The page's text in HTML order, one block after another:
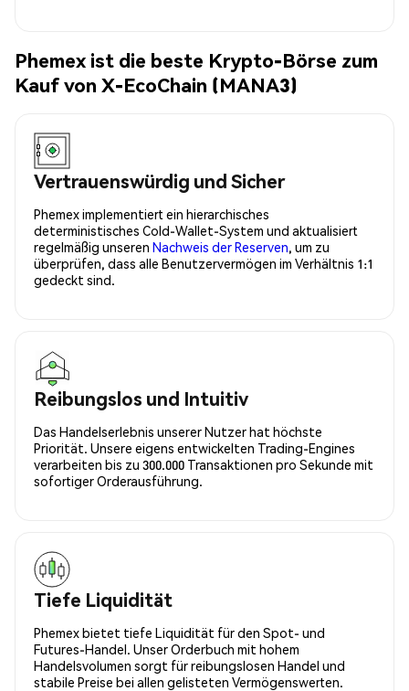
Phemex ist die beste Krypto-Börse zum
Kauf von X-EcoChain (MANA3)
Vertrauenswürdig und Sicher
Phemex implementiert ein hierarchisches
deterministisches Cold-Wallet-System und aktualisiert
regelmäßig unseren Nachweis der Reserven, um zu
überprüfen, dass alle Benutzervermögen im Verhältnis 1:1
gedeckt sind.
Reibungslos und Intuitiv
Das Handelserlebnis unserer Nutzer hat höchste
Priorität. Unsere eigens entwickelten Trading-Engines
verarbeiten bis zu 300.000 Transaktionen pro Sekunde mit
sofortiger Orderausführung.
Tiefe Liquidität
Phemex bietet tiefe Liquidität für den Spot- und
Futures-Handel. Unser Orderbuch mit hohem
Handelsvolumen sorgt für reibungslosen Handel und
stabile Preise bei allen gelisteten Vermögenswerten.